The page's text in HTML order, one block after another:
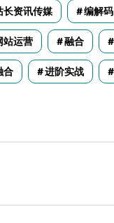
长资讯传媒 编解码
站运营 融合
合 进阶实战